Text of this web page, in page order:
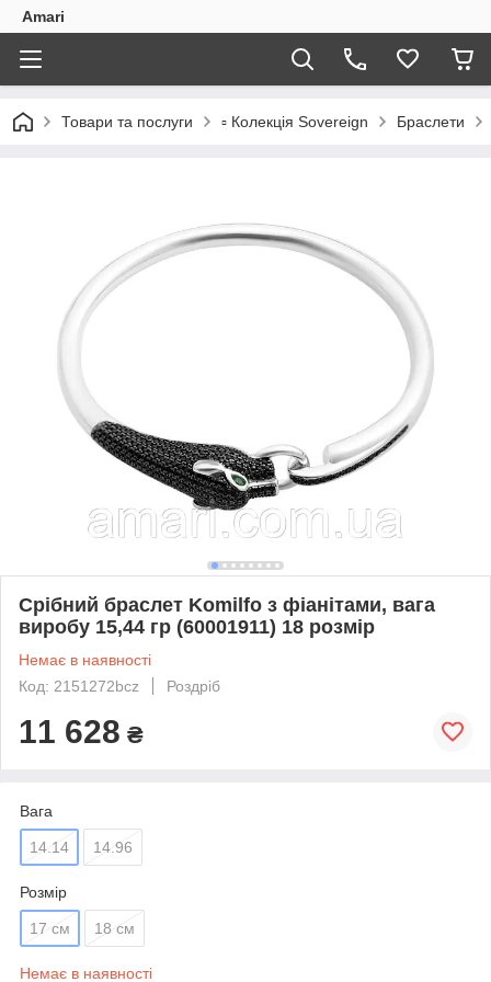
Amari
Товари та послуги ▫️ Колекція Sovereign Браслети
Срібний браслет Komilfo з фіанітами, вага
виробу 15,44 гр (60001911) 18 розмір
Немає в наявності
Код: 2151272bcz
Роздріб
11 628 ₴
Вага
14.14 14.96
Розмір
17 см 18 см
Немає в наявності